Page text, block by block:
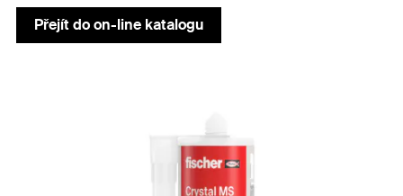
Přejít do on-line katalogu